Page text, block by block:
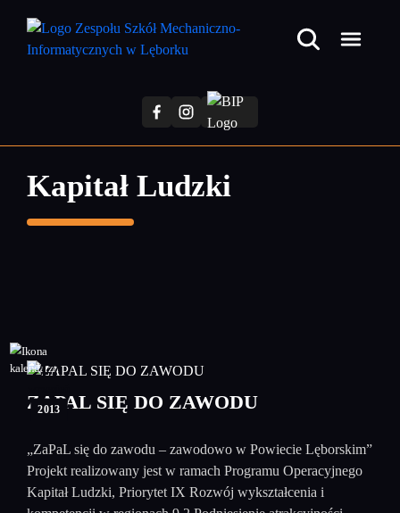
treści
Kapitał Ludzki
17
2013
ZAPAL SIĘ DO ZAWODU
„ZaPaL się do zawodu – zawodowo w Powiecie Lęborskim”
Projekt realizowany jest w ramach Programu Operacyjnego
Kapitał Ludzki, Priorytet IX Rozwój wykształcenia i